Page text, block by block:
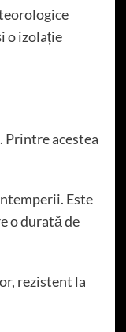
o izolație
Printre acestea
Este
o durată de
rezistent la